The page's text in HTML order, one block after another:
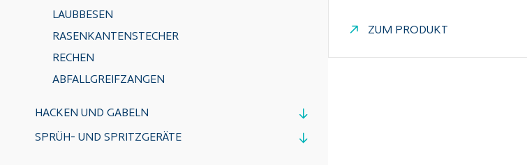
LAUBBESEN
RASENKANTENSTECHER
RECHEN
ABFALLGREIFZANGEN
HACKEN UND GABELN
SPRÜH- UND SPRITZGERÄTE
ZUM PRODUKT